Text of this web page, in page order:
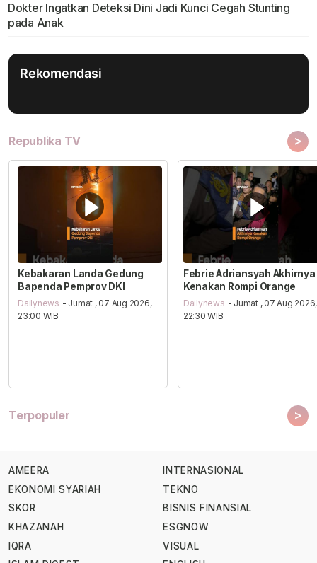
Dokter Ingatkan Deteksi Dini Jadi Kunci Cegah Stunting
pada Anak
Rekomendasi
Republika TV >
Kebakaran Landa Gedung
Bapenda Pemprov DKI
Dailynews - Jumat , 07 Aug 2026,
23:00 WIB
Febrie Adriansyah Akhirnya
Kenakan Rompi Orange
Dailynews - Jumat , 07 Aug 2026,
22:30 WIB
Terpopuler >
AMEERA
EKONOMI SYARIAH
SKOR
KHAZANAH
IQRA
INTERNASIONAL
TEKNO
BISNIS FINANSIAL
ESGNOW
VISUAL